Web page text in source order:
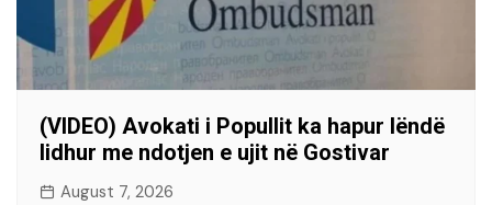
(VIDEO) Avokati i Popullit ka hapur lëndë
lidhur me ndotjen e ujit në Gostivar
August 7, 2026